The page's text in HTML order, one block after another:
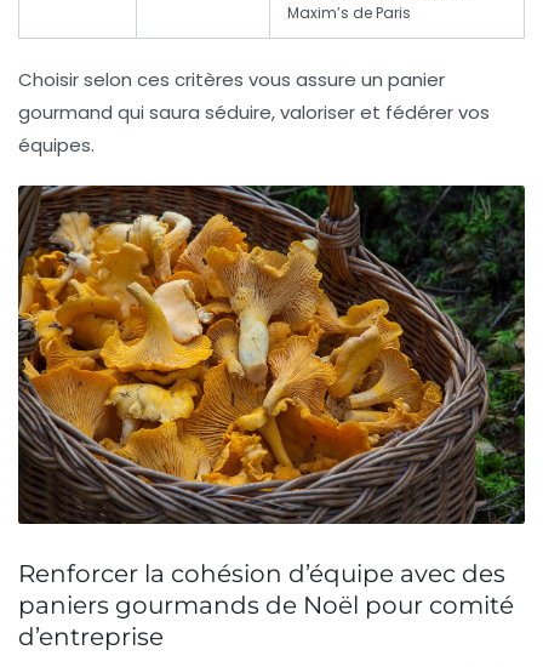
Maxim’s de Paris
Choisir selon ces critères vous assure un panier
gourmand qui saura séduire, valoriser et fédérer vos
équipes.
Renforcer la cohésion d’équipe avec des
paniers gourmands de Noël pour comité
d’entreprise